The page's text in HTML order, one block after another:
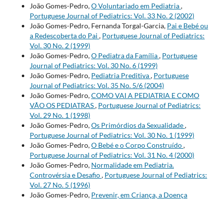
João Gomes-Pedro,O Voluntariado em Pediatria,
Portuguese Journal of Pediatrics: Vol. 33 No. 2 (2002)
João Gomes-Pedro, Fernanda Torgal-Garcia, Pai e Bebé ou
a Redescoberta do Pai , Portuguese Journal of Pediatrics:
Vol. 30 No. 2 (1999)
João Gomes-Pedro,O Pediatra da Família, Portuguese
Journal of Pediatrics: Vol. 30 No. 6 (1999)
João Gomes-Pedro, Pediatria Preditiva, Portuguese
Journal of Pediatrics: Vol. 35 No. 5/6 (2004)
João Gomes-Pedro,COMO VAI A PEDIATRIA E COMO
VÃO OS PEDIATRAS, Portuguese Journal of Pediatrics:
Vol. 29 No. 1 (1998)
João Gomes-Pedro,Os Primórdios da Sexualidade,
Portuguese Journal of Pediatrics: Vol. 30 No. 1 (1999)
João Gomes-Pedro,O Bebé e o Corpo Construído,
Portuguese Journal of Pediatrics: Vol. 31 No. 4 (2000)
João Gomes-Pedro, Normalidade em Pediatria.
Controvérsia e Desafio, Portuguese Journal of Pediatrics:
Vol. 27 No. 5 (1996)
João Gomes-Pedro, Prevenir, em Criança, a Doença